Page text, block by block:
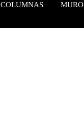
COLUMNAS MURO